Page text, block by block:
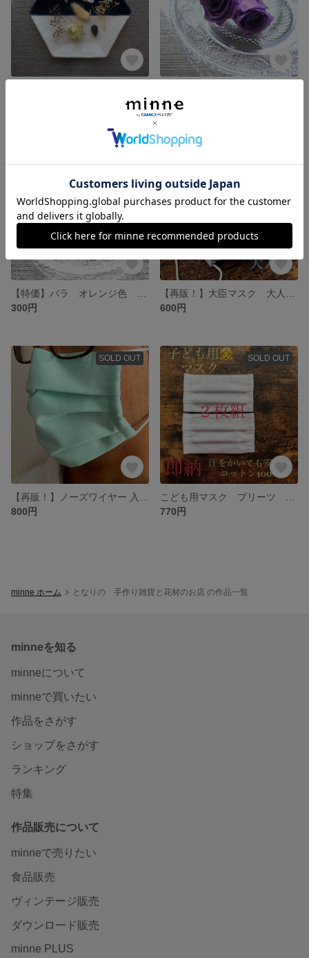
300円
300円
600円
SOLD OUT
800円
SOLD OUT
770円
minne ホーム となりの 手作り雑貨と花材のお店 の作品一覧
minneを知る
minneについて
minneで買いたい
作品をさがす
ショップをさがす
ランキング
特集
作品販売について
minneで売りたい
食品販売
ヴィンテージ販売
ダウンロード販売
minne PLUS